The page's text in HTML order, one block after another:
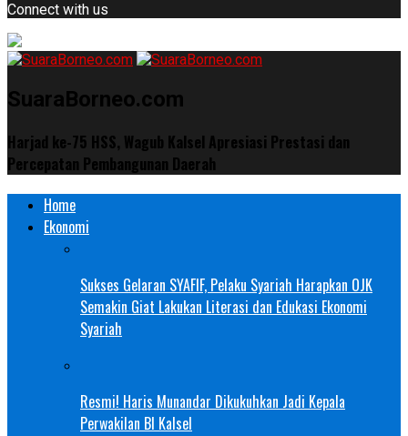
Connect with us
SuaraBorneo.com
Harjad ke-75 HSS, Wagub Kalsel Apresiasi Prestasi dan
Percepatan Pembangunan Daerah
Home
Ekonomi
Sukses Gelaran SYAFIF, Pelaku Syariah Harapkan OJK
Semakin Giat Lakukan Literasi dan Edukasi Ekonomi
Syariah
Resmi! Haris Munandar Dikukuhkan Jadi Kepala
Perwakilan BI Kalsel